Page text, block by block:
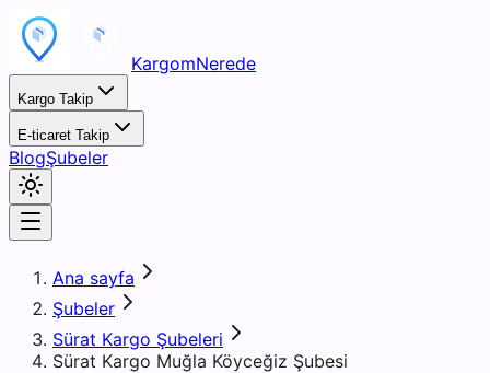
KargomNerede
Kargo Takip
E-ticaret Takip
BlogŞubeler
Ana sayfa
Şubeler
Sürat Kargo Şubeleri
Sürat Kargo Muğla Köyceğiz Şubesi